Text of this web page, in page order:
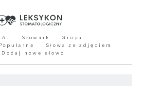
Słownik
Grupa
Słowa ze zdjęciem
Dodaj nowe słowo